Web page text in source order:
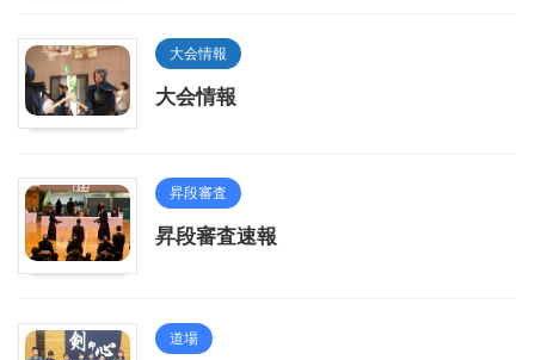
大会情報
大会情報
昇段審査
昇段審査速報
道場